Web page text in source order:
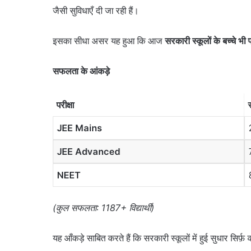
जैसी सुविधाएँ दी जा रही हैं।
इसका सीधा असर यह हुआ कि आजसरकारी स्कूलों के बच्चे भी
सफलता के आंकड़े
परीक्षा
JEE Mains
JEE Advanced
NEET
(कुल सफलता: 1187+ विद्यार्थी)
यह आँकड़े साबित करते हैं कि सरकारी स्कूलों में हुई सुधार सिर्फ़
हेतु चार वर्षीय मेगा
करोड़ पौधे लगाए जाएंगे
नया
से
और
रेल
नोएडा-
तक दौड़ेगी रैपिड